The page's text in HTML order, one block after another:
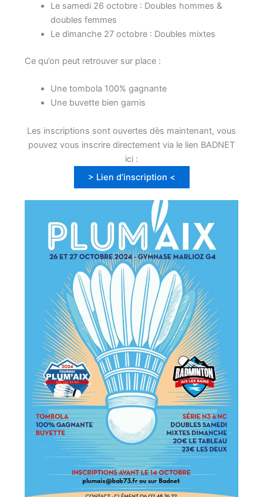
Le samedi 26 octobre : Doubles hommes &
doubles femmes
Le dimanche 27 octobre : Doubles mixtes
Ce qu’on peut retrouver sur place :
Une tombola 100% gagnante
Une buvette bien garnis
Les inscriptions sont ouvertes dès maintenant, vous
pouvez vous inscrire directement via le lien BADNET
ici :
> Lien d’inscription <